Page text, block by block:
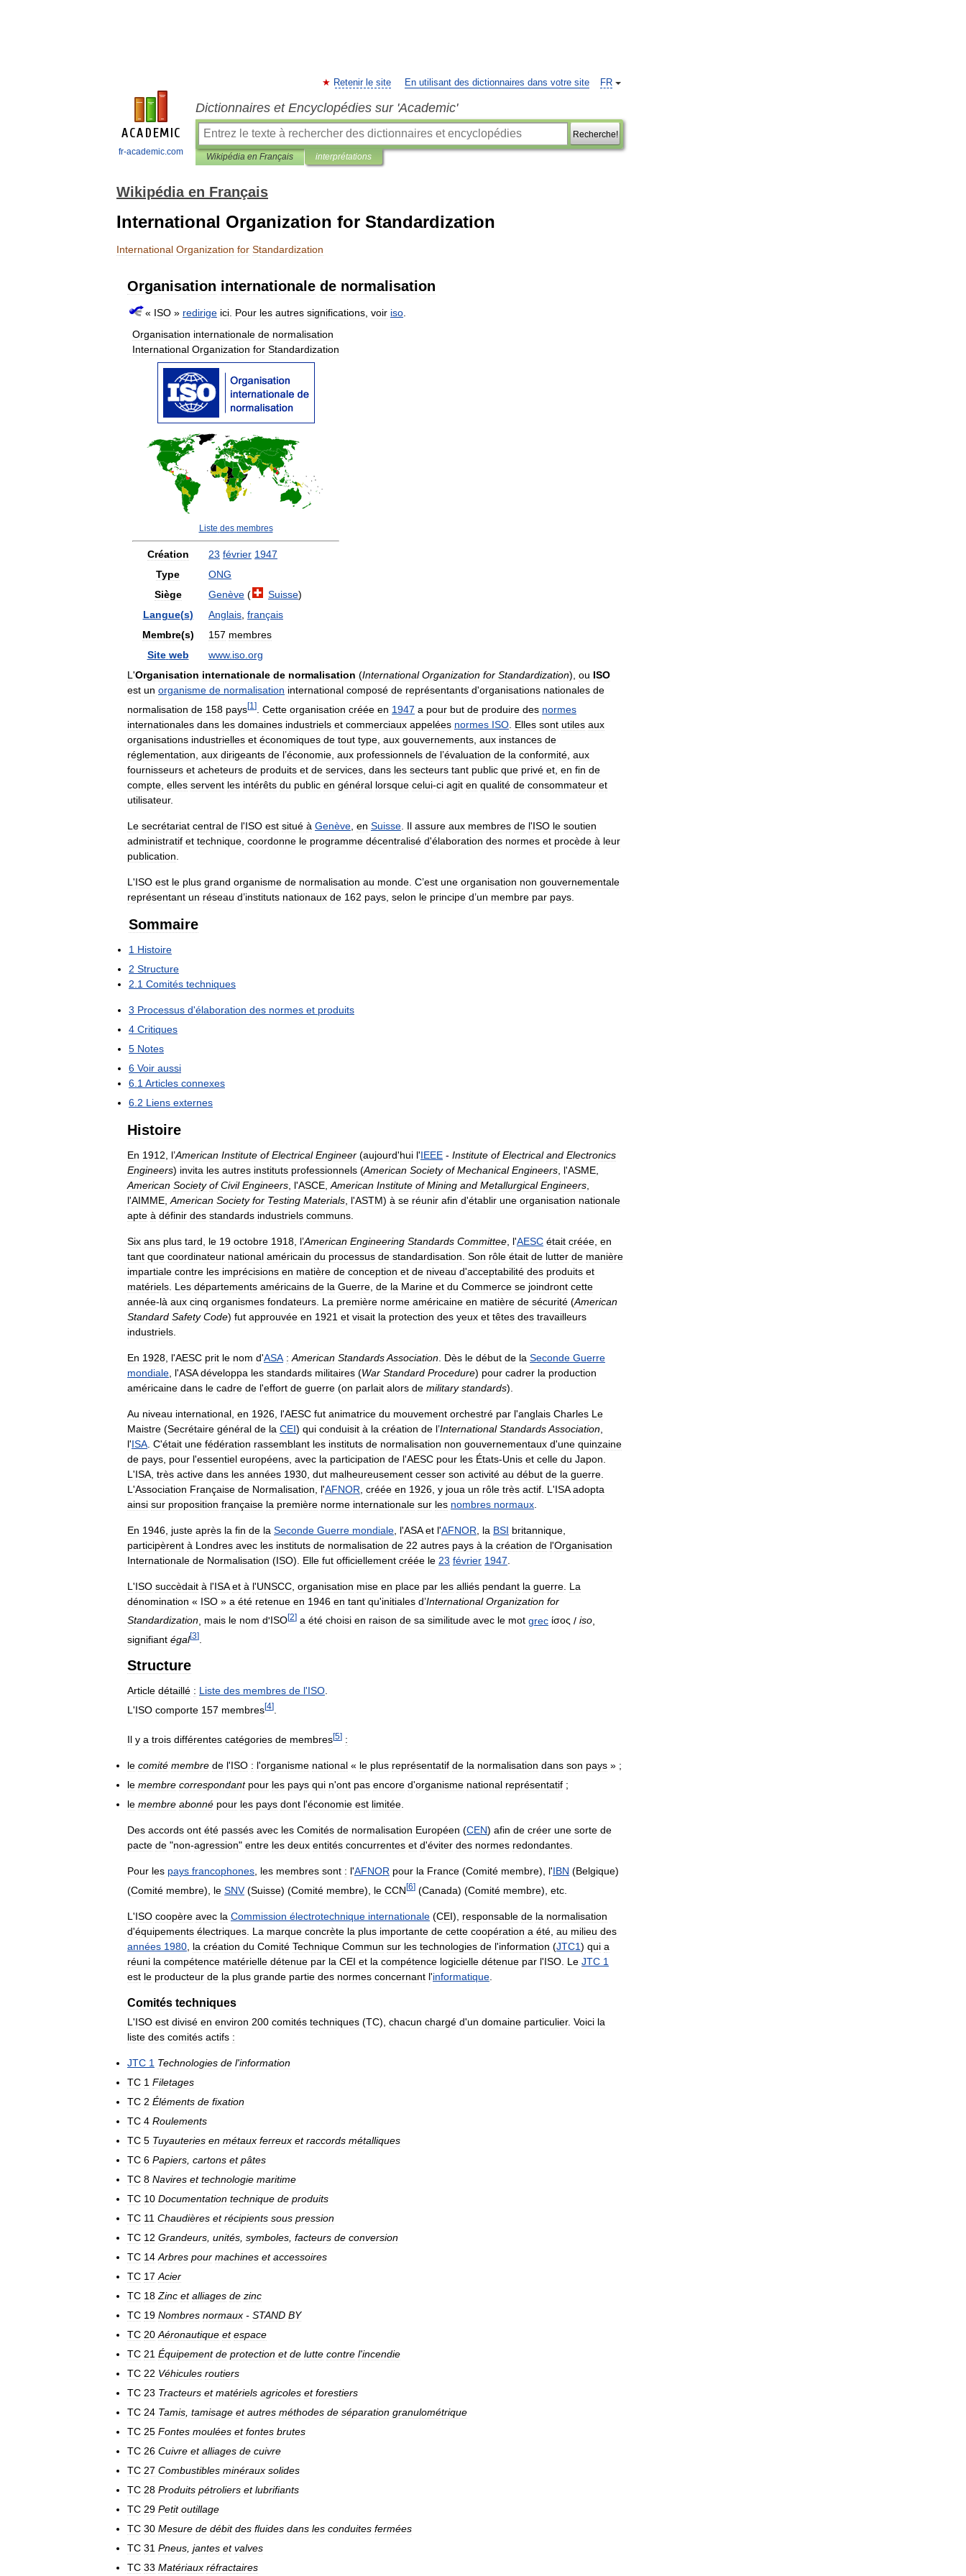
fr-academic.com
FR
Retenir le site En utilisant des dictionnaires dans votre site
Dictionnaires et Encyclopédies sur 'Academic'
Recherche!
Wikipédia en Français interprétations
Wikipédia en Français
International Organization for Standardization
International Organization for Standardization
Organisation internationale de normalisation
« ISO » redirige ici Pour les autres significations voir iso
Organisation internationale de normalisation
International Organization for Standardization
Liste des membres
Création 23 février 1947
Type
ONG
Siège
Genève ( Suisse)
Langue(s) Anglais français
Membre(s) 157 membres
Site web www. iso org
L 'Organisation internationale de normalisation (International Organization for Standardization), ou ISO
est un organisme de normalisation international composé de représentants d'organisations nationales de
normalisation de 158 pays[1 ] Cette organisation créée en 1947 a pour but de produire des normes
internationales dans les domaines industriels et commerciaux appelées normes ISO Elles sont utiles aux
organisations industrielles et économiques de tout type aux gouvernements aux instances de
réglementation aux dirigeants de l’économie aux professionnels de l’évaluation de la conformité aux
fournisseurs et acheteurs de produits et de services dans les secteurs tant public que privé et en fin de
compte elles servent les intérêts du public en général lorsque celui-ci agit en qualité de consommateur et
utilisateur.
Le secrétariat central de l'ISO est situé à Genève en Suisse Il assure aux membres de l'ISO le soutien
administratif et technique coordonne le programme décentralisé d'élaboration des normes et procède à leur
publication
L 'ISO est le plus grand organisme de normalisation au monde C’est une organisation non gouvernementale
représentant un réseau d’instituts nationaux de 162 pays selon le principe d’un membre par pays
Sommaire
1 Histoire
2 Structure
2 1 Comités techniques
3 Processus d'élaboration des normes et produits
4 Critiques
5 Notes
6 Voir aussi
6 1 Articles connexes
6 2 Liens externes
Histoire
En 1912 l’American Institute of Electrical Engineer (aujourd'hui l'IEEE - Institute of Electrical and Electronics
Engineers) invita les autres instituts professionnels (American Society of Mechanical Engineers l'ASME
American Society of Civil Engineers l'ASCE American Institute of Mining and Metallurgical Engineers
l'AIMME American Society for Testing Materials l'ASTM) à se réunir afin d'établir une organisation nationale
apte à définir des standards industriels communs
Six ans plus tard le 19 octobre 1918 l’American Engineering Standards Committee l'AESC était créée en
tant que coordinateur national américain du processus de standardisation Son rôle était de lutter de manière
impartiale contre les imprécisions en matière de conception et de niveau d'acceptabilité des produits et
matériels Les départements américains de la Guerre de la Marine et du Commerce se joindront cette
année-là aux cinq organismes fondateurs La première norme américaine en matière de sécurité (American
Standard Safety Code) fut approuvée en 1921 et visait la protection des yeux et têtes des travailleurs
industriels
En 1928 l'AESC prit le nom d'ASA : American StandardsAssociation Dès le début de la Seconde Guerre
mondiale l'ASA développa les standards militaires (War Standard Procedure) pour cadrer la production
américaine dans le cadre de l'effort de guerre (on parlait alors de military standards).
Au niveau international en 1926 l'AESC fut animatrice du mouvement orchestré par l'anglais Charles Le
Maistre (Secrétaire général de la CEI) qui conduisit à la création de l’International StandardsAssociation
l'ISA C'était une fédération rassemblant les instituts de normalisation non gouvernementaux d'une quinzaine
de pays pour l'essentiel européens avec la participation de l'AESC pour les États-Unis et celle du Japon
L 'ISA très active dans les années 1930 dut malheureusement cesser son activité au début de la guerre
L 'Association Française de Normalisation l'AFNOR créée en 1926 y joua un rôle très actif L 'ISA adopta
ainsi sur proposition française la première norme internationale sur les nombres normaux
En 1946 juste après la fin de la Seconde Guerre mondiale l'ASA et l'AFNOR la BSI britannique
participèrent à Londres avec les instituts de normalisation de 22 autres pays à la création de l'Organisation
Internationale de Normalisation (ISO). Elle fut officiellement créée le 23 février 1947
L 'ISO succèdait à l'ISA et à l'UNSCC organisation mise en place par les alliés pendant la guerre La
dénomination « ISO » a été retenue en 1946 en tant qu'initiales d’International Organization for
Standardization mais le nom d'ISO[2] a été choisi en raison de sa similitude avec le mot grec ίσος / iso
signifiant égal[3]
Structure
Article détaillé : Liste des membres de l'ISO
L 'ISO comporte 157 membres[4]
Il y a trois différentes catégories de membres[5] :
le comité membre de l'ISO : l'organisme national « le plus représentatif de la normalisation dans son pays » ;
le membre correspondant pour les pays qui n'ont pas encore d'organisme national représentatif ;
le membre abonné pour les pays dont l'économie est limitée.
Des accords ont été passés avec les Comités de normalisation Européen (CEN) afin de créer une sorte de
pacte de "non-agression" entre les deux entités concurrentes et d'éviter des normes redondantes.
Pour les pays francophones, les membres sont : l'AFNOR pour la France (Comité membre), l'IBN (Belgique)
(Comité membre), le SNV(Suisse) (Comité membre), le CCN [6] (Canada) (Comité membre), etc
L 'ISO coopère avec la Commission électrotechnique internationale (CEI), responsable de la normalisation
d'équipements électriques La marque concrète la plus importante de cette coopération a été au milieu des
années 1980 la création du Comité Technique Commun sur les technologies de l'information (JTC1) qui a
réuni la compétence matérielle détenue par la CEI et la compétence logicielle détenue par l'ISO Le JTC 1
est le producteur de la plus grande partie des normes concernant l'informatique
Comités techniques
L 'ISO est divisé en environ 200 comités techniques (TC), chacun chargé d'un domaine particulier. Voici la
liste des comités actifs :
JTC 1 Technologies de l'information
TC 1 Filetages
TC 2 Éléments de fixation
TC 4 Roulements
TC 5 Tuyauteries en métaux ferreux et raccords métalliques
TC 6 Papiers cartons et pâtes
TC 8 Navires et technologie maritime
TC 10 Documentation technique de produits
TC 11 Chaudières et récipients sous pression
TC 12 Grandeurs unités symboles facteurs de conversion
TC 14 Arbres pour machines et accessoires
TC 17 Acier
TC 18 Zinc et alliages de zinc
TC 19 Nombres normaux - STAND BY
TC 20 Aéronautique et espace
TC 21 Équipement de protection et de lutte contre l'incendie
TC 22 Véhicules routiers
TC 23 Tracteurs et matériels agricoles et forestiers
TC 24 Tamis tamisage et autres méthodes de séparation granulométrique
TC 25 Fontes moulées et fontes brutes
TC 26 Cuivre et alliages de cuivre
TC 27 Combustibles minéraux solides
TC 28 Produits pétroliers et lubrifiants
TC 29 Petit outillage
TC 30 Mesure de débit des fluides dans les conduites fermées
TC 31 Pneus jantes et valves
TC 33 Matériaux réfractaires